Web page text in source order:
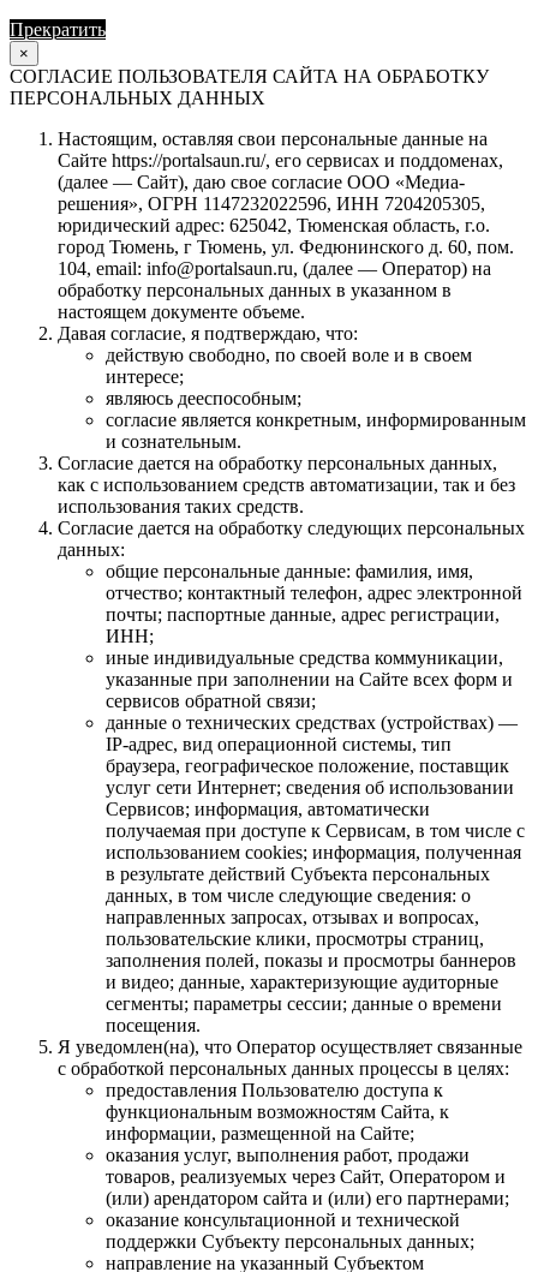
Прекратить
×
СОГЛАСИЕ ПОЛЬЗОВАТЕЛЯ САЙТА НА ОБРАБОТКУ
ПЕРСОНАЛЬНЫХ ДАННЫХ
Настоящим, оставляя свои персональные данные на
Сайте https://portalsaun.ru/, его сервисах и поддоменах,
(далее — Сайт), даю свое согласие ООО «Медиа-
решения», ОГРН 1147232022596, ИНН 7204205305,
юридический адрес: 625042, Тюменская область, г.о.
город Тюмень, г Тюмень, ул. Федюнинского д. 60, пом.
104, email: info@portalsaun.ru, (далее — Оператор) на
обработку персональных данных в указанном в
настоящем документе объеме.
Давая согласие, я подтверждаю, что:
действую свободно, по своей воле и в своем
интересе;
являюсь дееспособным;
согласие является конкретным, информированным
и сознательным.
Согласие дается на обработку персональных данных,
как с использованием средств автоматизации, так и без
использования таких средств.
Согласие дается на обработку следующих персональных
данных:
общие персональные данные: фамилия, имя,
отчество; контактный телефон, адрес электронной
почты; паспортные данные, адрес регистрации,
ИНН;
иные индивидуальные средства коммуникации,
указанные при заполнении на Сайте всех форм и
сервисов обратной связи;
данные о технических средствах (устройствах) —
IP-адрес, вид операционной системы, тип
браузера, географическое положение, поставщик
услуг сети Интернет; сведения об использовании
Сервисов; информация, автоматически
получаемая при доступе к Сервисам, в том числе с
использованием cookies; информация, полученная
в результате действий Субъекта персональных
данных, в том числе следующие сведения: о
направленных запросах, отзывах и вопросах,
пользовательские клики, просмотры страниц,
заполнения полей, показы и просмотры баннеров
и видео; данные, характеризующие аудиторные
сегменты; параметры сессии; данные о времени
посещения.
Я уведомлен(на), что Оператор осуществляет связанные
с обработкой персональных данных процессы в целях:
предоставления Пользователю доступа к
функциональным возможностям Сайта, к
информации, размещенной на Сайте;
оказания услуг, выполнения работ, продажи
товаров, реализуемых через Сайт, Оператором и
(или) арендатором сайта и (или) его партнерами;
оказание консультационной и технической
поддержки Субъекту персональных данных;
направление на указанный Субъектом